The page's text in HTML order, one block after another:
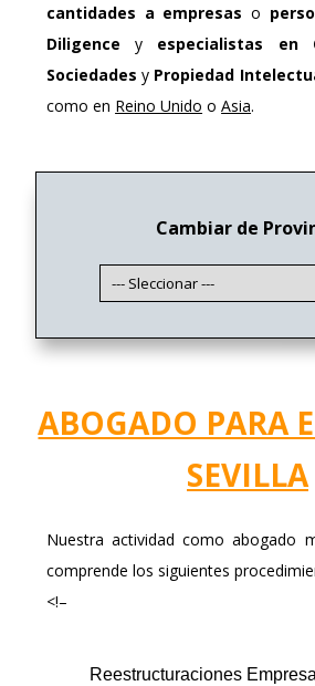
cantidades a empresas o
Diligence y especialistas en
Sociedades y Propiedad
como en Reino Unido oAsia.
Cambiar de
ABOGADO PARA
SEVILLA
Nuestra actividad como abogado
comprende los siguientes
<!–
Reestructuraciones